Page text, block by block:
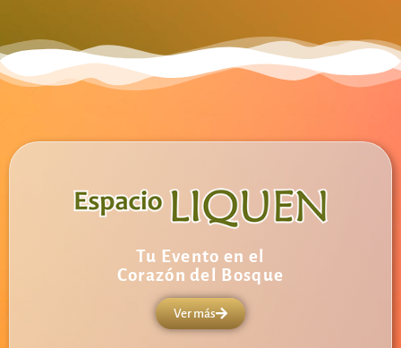
Tu Evento en el
Corazón del Bosque
Ver más